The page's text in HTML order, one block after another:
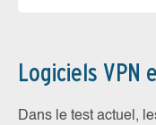
Logiciels
Dans le test actuel,